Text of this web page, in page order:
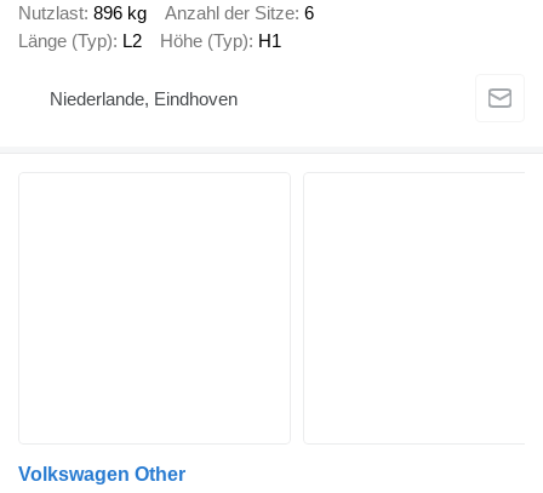
Nutzlast 896 kg Anzahl der Sitze 6
Länge (Typ) L2 Höhe (Typ) H1
Niederlande, Eindhoven
Volkswagen Other